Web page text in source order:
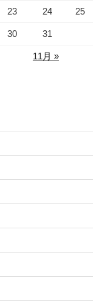
23 24 25
30 31
11月 »